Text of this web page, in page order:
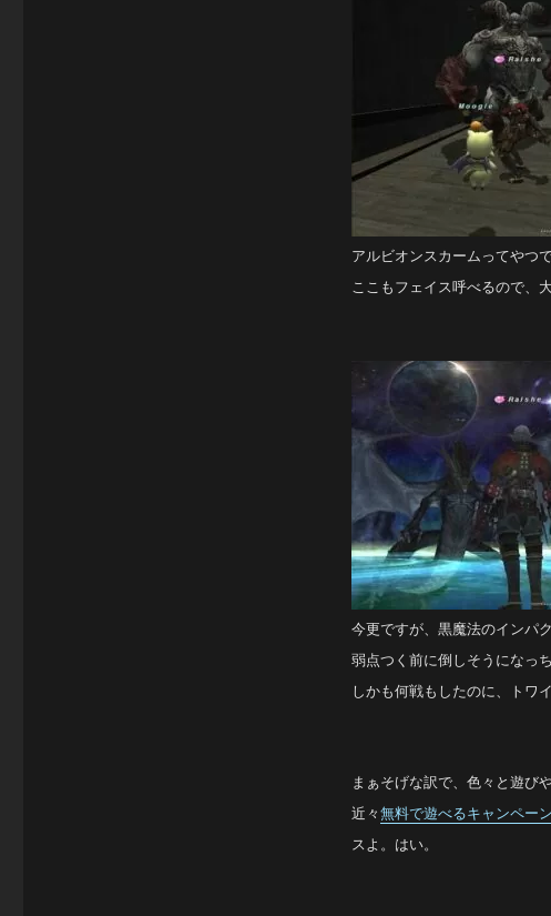
アルビオンスカームってやつで
ここもフェイス呼べるので、
今更ですが、黒魔法のインパ
弱点つく前に倒しそうになっ
しかも何戦もしたのに、トワ
まぁそげな訳で、色々と遊び
近々無料で遊べるキャンペーン
スよ。はい。